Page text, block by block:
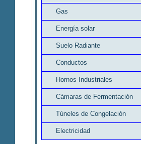
Gas
Energía solar
Suelo Radiante
Conductos
Hornos Industriales
Cámaras de Fermentación
Túneles de Congelación
Electricidad